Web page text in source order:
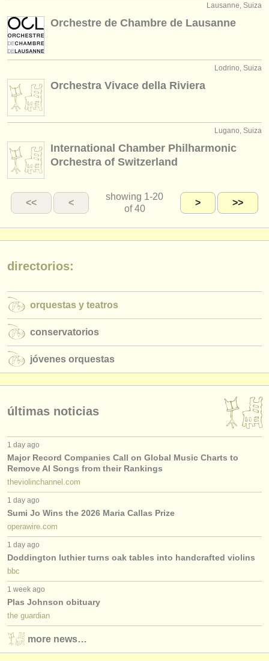
Lausanne, Suiza
Orchestre de Chambre de Lausanne
Lodrino, Suiza
Orchestra Vivace della Riviera
Lugano, Suiza
International Chamber Philharmonic
Orchestra of Switzerland
<< <
showing 1-20
of 40
> >>
directorios:
orquestas y teatros
conservatorios
jóvenes orquestas
últimas noticias
1 day ago
Major Record Companies Call on Global Music Charts to
Remove AI Songs from their Rankings
theviolinchannel.com
1 day ago
Sumi Jo Wins the 2026 Maria Callas Prize
operawire.com
1 day ago
Doddington luthier turns oak tables into handcrafted violins
bbc
1 week ago
Plas Johnson obituary
the guardian
more news…